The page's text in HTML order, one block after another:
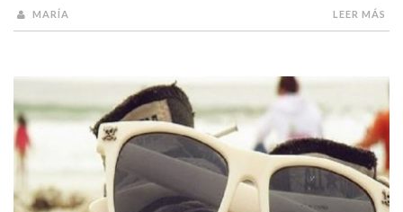
MARÍA LEER MÁS